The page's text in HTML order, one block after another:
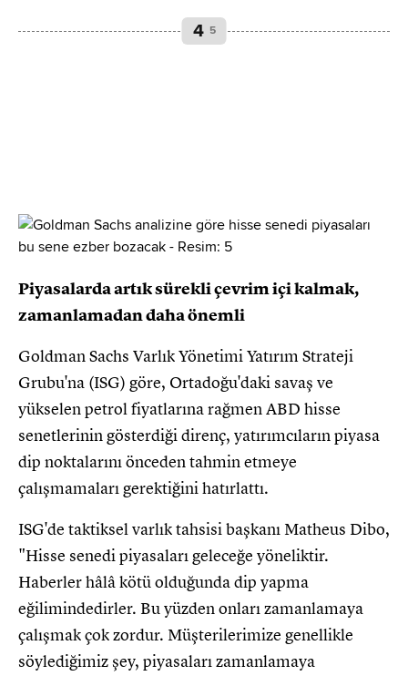
4 5
Piyasalarda artık sürekli çevrim içi kalmak,
zamanlamadan daha önemli
Goldman Sachs Varlık Yönetimi Yatırım Strateji
Grubu'na (ISG) göre, Ortadoğu'daki savaş ve
yükselen petrol fiyatlarına rağmen ABD hisse
senetlerinin gösterdiği direnç, yatırımcıların piyasa
dip noktalarını önceden tahmin etmeye
çalışmamaları gerektiğini hatırlattı.
ISG'de taktiksel varlık tahsisi başkanı Matheus Dibo,
"Hisse senedi piyasaları geleceğe yöneliktir.
Haberler hâlâ kötü olduğunda dip yapma
eğilimindedirler. Bu yüzden onları zamanlamaya
çalışmak çok zordur. Müşterilerimize genellikle
söylediğimiz şey, piyasaları zamanlamaya